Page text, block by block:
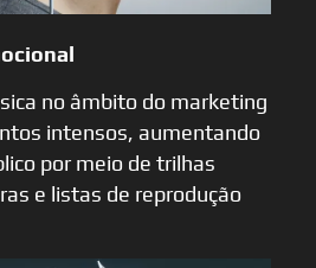
no âmbito do marketing
intensos, aumentando
por meio de trilhas
e listas de reprodução